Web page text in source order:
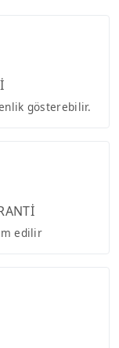
gösterebilir.
edilir